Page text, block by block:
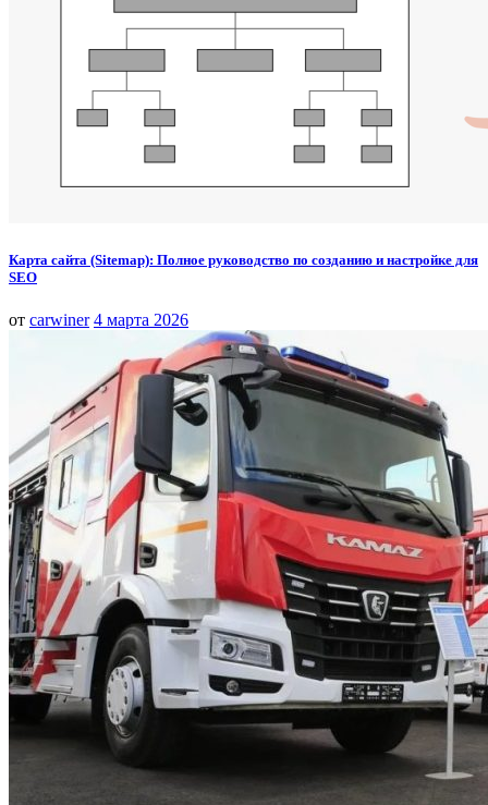
Карта сайта (Sitemap): Полное руководство по созданию и настройке для
SEO
от carwiner 4 марта 2026